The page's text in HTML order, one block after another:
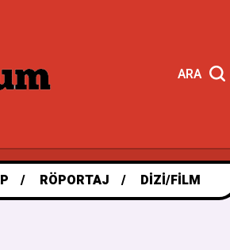
ARA
RÖPORTAJ DIZI/FILM